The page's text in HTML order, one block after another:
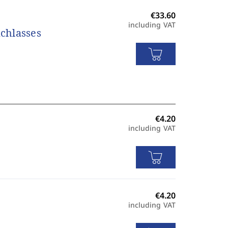
including VAT
including VAT
including VAT